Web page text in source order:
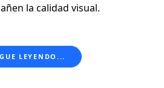
la calidad visual.
LEYENDO...